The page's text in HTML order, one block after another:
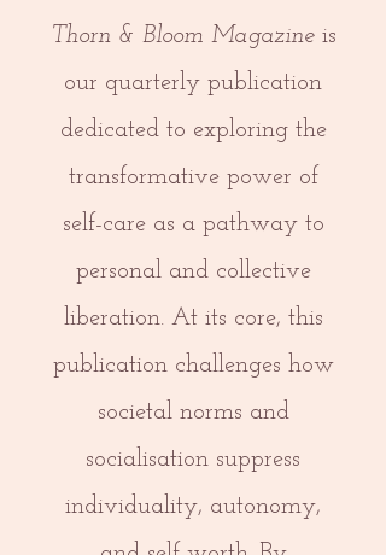
Thorn & Bloom Magazineis
our quarterly publication
dedicated to exploring the
transformative power of
self-care as a pathway to
personal and collective
liberation. At its core, this
publication challenges how
societal norms and
socialisation suppress
individuality, autonomy,